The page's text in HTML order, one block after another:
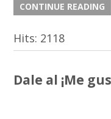
CONTINUE READING
Hits: 2118
Dale al ¡Me